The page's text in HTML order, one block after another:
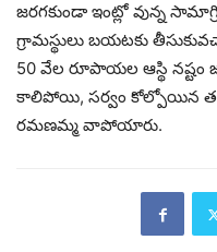
జరగకుండా ఇంట్లో వున్న
గ్రామస్థులు బయటకు
50 వేల రూపాయల ఆస్థి నష్టం
కాలిపోయి, సర్వం కోల్పోయిన
రమణమ్మ వాపోయారు.